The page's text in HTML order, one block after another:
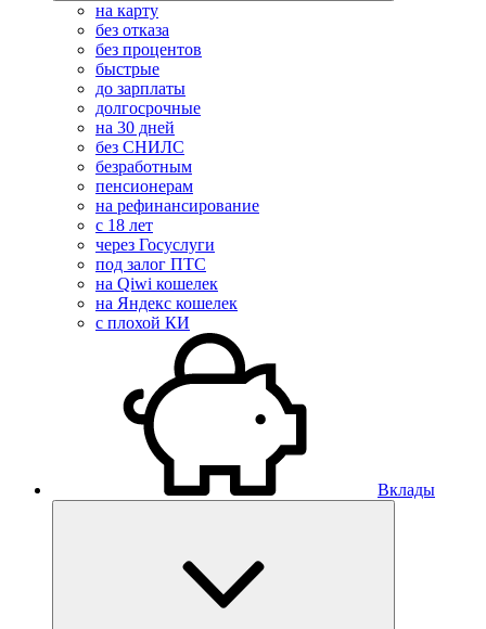
на карту
без отказа
без процентов
быстрые
до зарплаты
долгосрочные
на 30 дней
без СНИЛС
безработным
пенсионерам
на рефинансирование
с 18 лет
через Госуслуги
под залог ПТС
на Qiwi кошелек
на Яндекс кошелек
с плохой КИ
Вклады